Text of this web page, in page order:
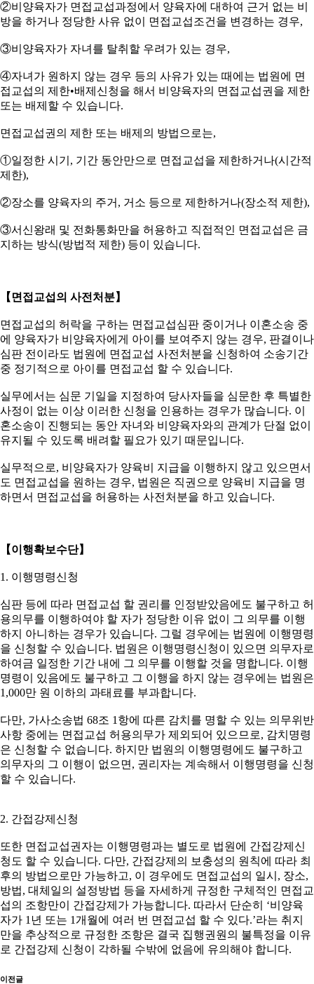
②비양육자가 면접교섭과정에서 양육자에 대하여 근거 없는 비
방을 하거나 정당한 사유 없이 면접교섭조건을 변경하는 경우,
③비양육자가 자녀를 탈취할 우려가 있는 경우,
④자녀가 원하지 않는 경우 등의 사유가 있는 때에는 법원에 면
접교섭의 제한•배제신청을 해서 비양육자의 면접교섭권을 제한
또는 배제할 수 있습니다.
면접교섭권의 제한 또는 배제의 방법으로는,
①일정한 시기, 기간 동안만으로 면접교섭을 제한하거나(시간적
제한),
②장소를 양육자의 주거, 거소 등으로 제한하거나(장소적 제한),
③서신왕래 및 전화통화만을 허용하고 직접적인 면접교섭은 금
지하는 방식(방법적 제한) 등이 있습니다.
【면접교섭의 사전처분】
면접교섭의 허락을 구하는 면접교섭심판 중이거나 이혼소송 중
에 양육자가 비양육자에게 아이를 보여주지 않는 경우, 판결이나
심판 전이라도 법원에 면접교섭 사전처분을 신청하여 소송기간
중 정기적으로 아이를 면접교섭 할 수 있습니다.
실무에서는 심문 기일을 지정하여 당사자들을 심문한 후 특별한
사정이 없는 이상 이러한 신청을 인용하는 경우가 많습니다. 이
혼소송이 진행되는 동안 자녀와 비양육자와의 관계가 단절 없이
유지될 수 있도록 배려할 필요가 있기 때문입니다.
실무적으로, 비양육자가 양육비 지급을 이행하지 않고 있으면서
도 면접교섭을 원하는 경우, 법원은 직권으로 양육비 지급을 명
하면서 면접교섭을 허용하는 사전처분을 하고 있습니다.
【이행확보수단】
1. 이행명령신청
심판 등에 따라 면접교섭 할 권리를 인정받았음에도 불구하고 허
용의무를 이행하여야 할 자가 정당한 이유 없이 그 의무를 이행
하지 아니하는 경우가 있습니다. 그럴 경우에는 법원에 이행명령
을 신청할 수 있습니다. 법원은 이행명령신청이 있으면 의무자로
하여금 일정한 기간 내에 그 의무를 이행할 것을 명합니다. 이행
명령이 있음에도 불구하고 그 이행을 하지 않는 경우에는 법원은
1,000만 원 이하의 과태료를 부과합니다.
다만, 가사소송법 68조 1항에 따른 감치를 명할 수 있는 의무위반
사항 중에는 면접교섭 허용의무가 제외되어 있으므로, 감치명령
은 신청할 수 없습니다. 하지만 법원의 이행명령에도 불구하고
의무자의 그 이행이 없으면, 권리자는 계속해서 이행명령을 신청
할 수 있습니다.
2. 간접강제신청
또한 면접교섭권자는 이행명령과는 별도로 법원에 간접강제신
청도 할 수 있습니다. 다만, 간접강제의 보충성의 원칙에 따라 최
후의 방법으로만 가능하고, 이 경우에도 면접교섭의 일시, 장소,
방법, 대체일의 설정방법 등을 자세하게 규정한 구체적인 면접교
섭의 조항만이 간접강제가 가능합니다. 따라서 단순히 ‘비양육
자가 1년 또는 1개월에 여러 번 면접교섭 할 수 있다.’라는 취지
만을 추상적으로 규정한 조항은 결국 집행권원의 불특정을 이유
로 간접강제 신청이 각하될 수밖에 없음에 유의해야 합니다.
이전글